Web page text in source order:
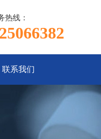
热线：
联系我们